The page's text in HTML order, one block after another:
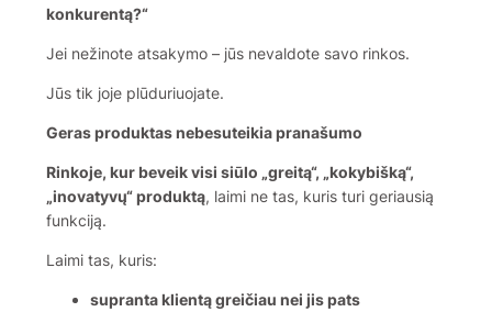
konkurentą?“
Jei nežinote atsakymo – jūs nevaldote savo rinkos.
Jūs tik joje plūduriuojate.
Geras produktas nebesuteikia pranašumo
Rinkoje, kur beveik visi siūlo „greitą“, „kokybišką“,
„inovatyvų“ produktą, laimi ne tas, kuris turi geriausią
funkciją.
Laimi tas, kuris:
supranta klientą greičiau nei jis pats